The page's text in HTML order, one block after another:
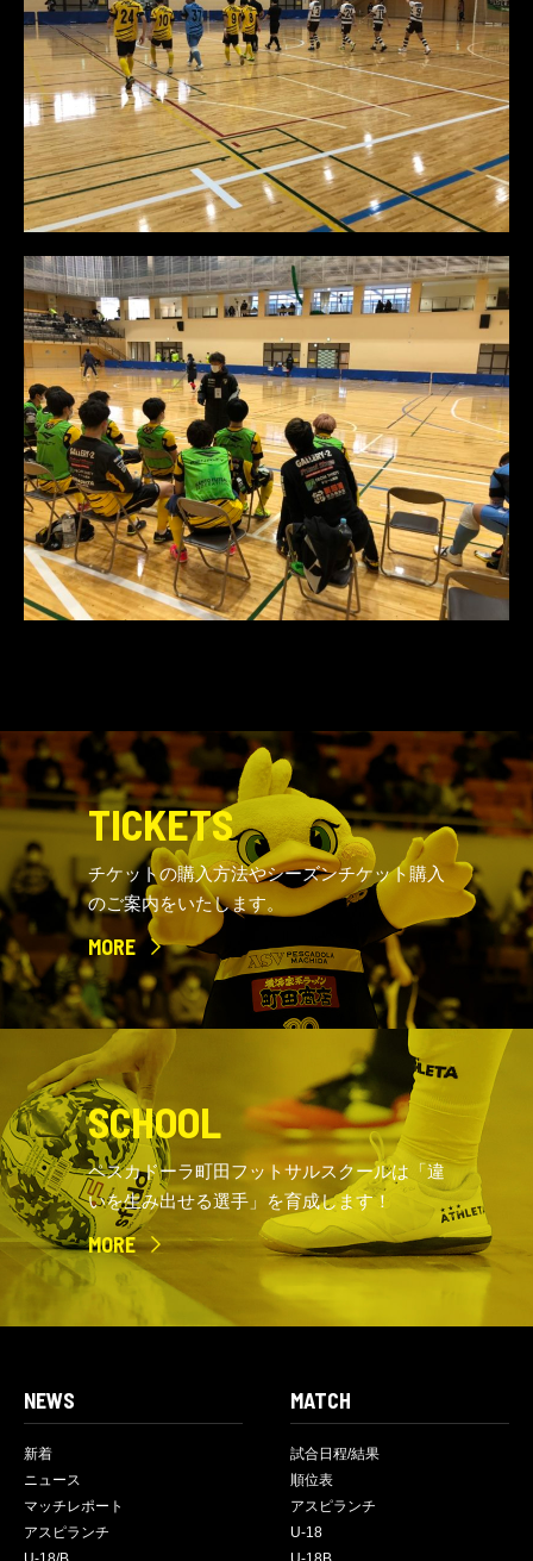
TICKETS
チケットの購入方法やシーズンチケット購入
のご案内をいたします。
MORE
SCHOOL
ペスカドーラ町田フットサルスクールは「違
いを生み出せる選手」を育成します！
MORE
NEWS
新着
ニュース
マッチレポート
アスピランチ
MATCH
試合日程/結果
順位表
アスピランチ
U-18